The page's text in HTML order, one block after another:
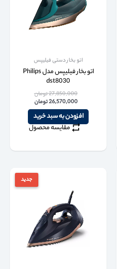
اتو بخار دستی فیلیپس
اتو بخار فیلیپس مدل Philips
dst8030
27,850,000تومان
26,570,000تومان
افزودن به سبد خرید
مقایسه محصول
جدید